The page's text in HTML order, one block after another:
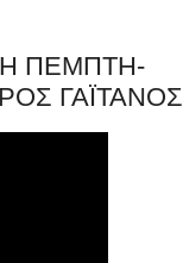
ΠΕΜΠΤΗ-
ΓΑΪΤΑΝΟΣ